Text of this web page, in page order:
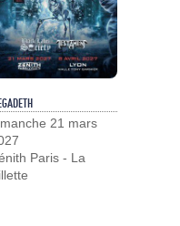
21 mars
Paris - La